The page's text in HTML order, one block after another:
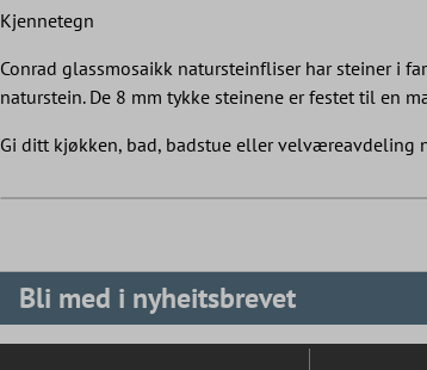
Kjennetegn
Conrad glassmosaikk natursteinfliser har steiner i
naturstein. De 8 mm tykke steinene er festet til en
Gi ditt kjøkken, bad, badstue eller velværeavdeling
Bli med i nyheitsbrevet